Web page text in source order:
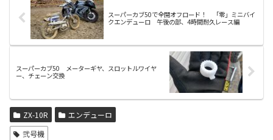
スーパーカブ50で全開オフロード！ 「零」ミニバイ
クエンデューロ 午後の部、4時間耐久レース編
スーパーカブ50 メーターギヤ、スロットルワイヤ
ー、チェーン交換
ZX-10R
エンデューロ
弐号機